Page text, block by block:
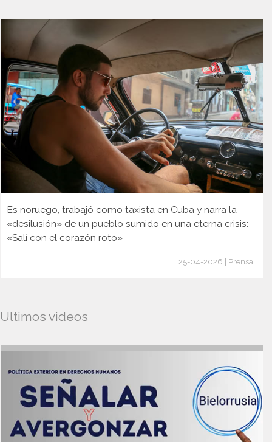
Es noruego, trabajó como taxista en Cuba y narra la
«desilusión» de un pueblo sumido en una eterna crisis:
«Salí con el corazón roto»
25-04-2026 | Prensa
Ultimos videos